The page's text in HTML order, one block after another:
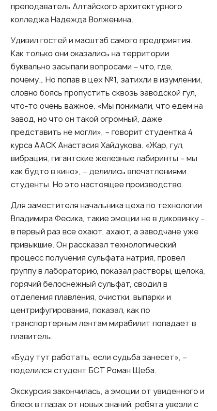
преподаватель Алтайского архитектурного
колледжа Надежда Волженина.
Удивил гостей и масштаб самого предприятия.
Как только они оказались на территории
буквально засыпали вопросами – что, где,
почему… Но попав в цех №1, затихли в изумлении,
словно боясь пропустить сквозь заводской гул,
что-то очень важное. «Мы понимали, что едем на
завод, но что он такой огромный, даже
представить не могли», – говорит студентка 4
курса ААСК Анастасия Хайдукова. «Жар, гул,
вибрация, гигантские железные лабиринты – мы
как будто в кино», – делились впечатлениями
студенты. Но это настоящее производство.
Для заместителя начальника цеха по технологии
Владимира Фесика, такие эмоции не в диковинку –
в первый раз все охают, ахают, а заводчане уже
привыкшие. Он рассказал технологический
процесс получения сульфата натрия, провел
группу в лабораторию, показал растворы, щелока,
горячий белоснежный сульфат, сводил в
отделения плавления, очистки, выпарки и
центрифугирования, показал, как по
транспортерным лентам мирабилит попадает в
плавитель.
«Буду тут работать, если судьба занесет», –
поделился студент БСТ Роман Щеба.
Экскурсия закончилась, а эмоции от увиденного и
блеск в глазах от новых знаний, ребята увезли с